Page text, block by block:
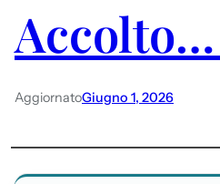
AggiornatoGiugno 1, 2026